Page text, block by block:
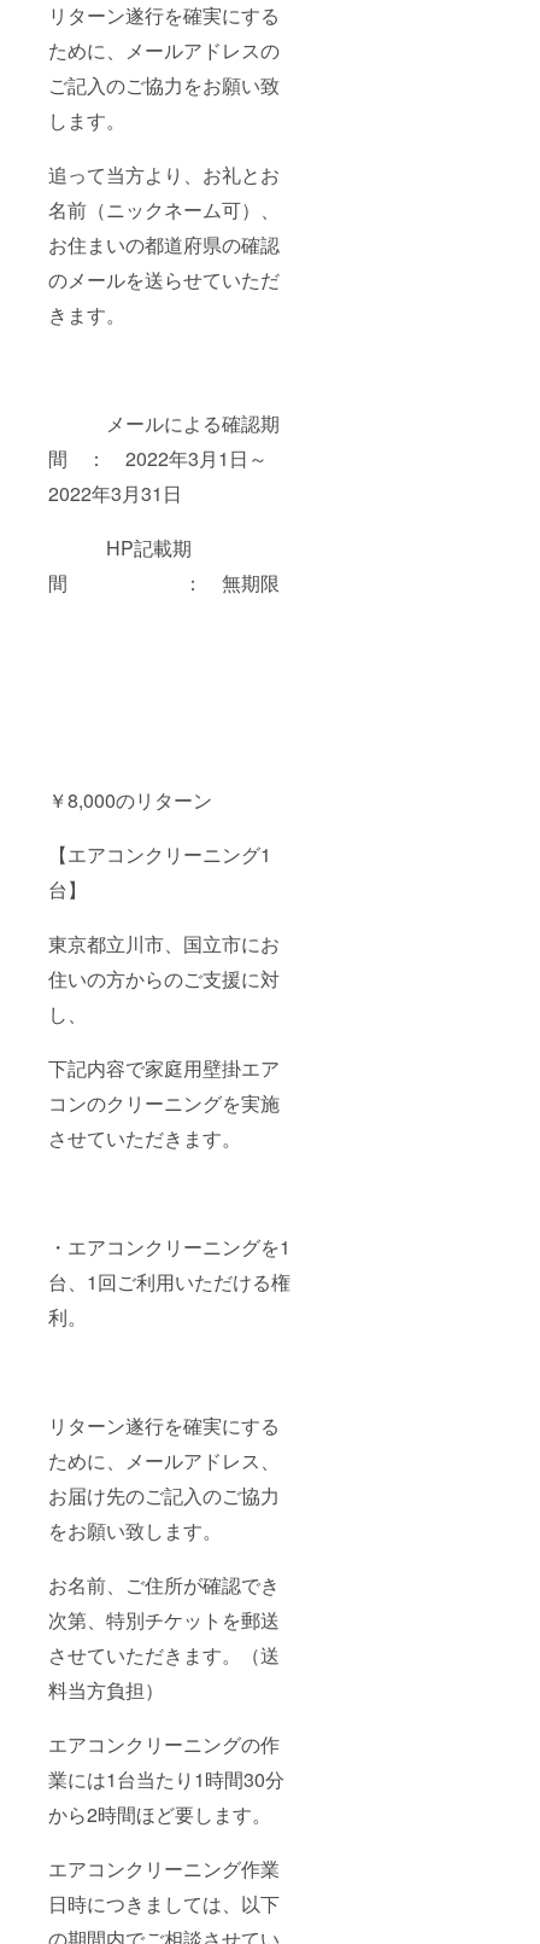
リターン遂行を確実にする
ために、メールアドレスの
ご記入のご協力をお願い致
します。
追って当方より、お礼とお
名前（ニックネーム可）、
お住まいの都道府県の確認
のメールを送らせていただ
きます。
メールによる確認期
間 ： 2022年3月1日～
2022年3月31日
HP記載期
間 ： 無期限
￥8,000のリターン
【エアコンクリーニング1
台】
東京都立川市、国立市にお
住いの方からのご支援に対
し、
下記内容で家庭用壁掛エア
コンのクリーニングを実施
させていただきます。
・エアコンクリーニングを1
台、1回ご利用いただける権
利。
リターン遂行を確実にする
ために、メールアドレス、
お届け先のご記入のご協力
をお願い致します。
お名前、ご住所が確認でき
次第、特別チケットを郵送
させていただきます。（送
料当方負担）
エアコンクリーニングの作
業には1台当たり1時間30分
から2時間ほど要します。
エアコンクリーニング作業
日時につきましては、以下